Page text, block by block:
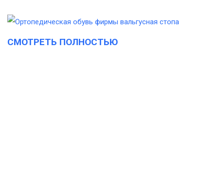
СМОТРЕТЬ ПОЛНОСТЬЮ